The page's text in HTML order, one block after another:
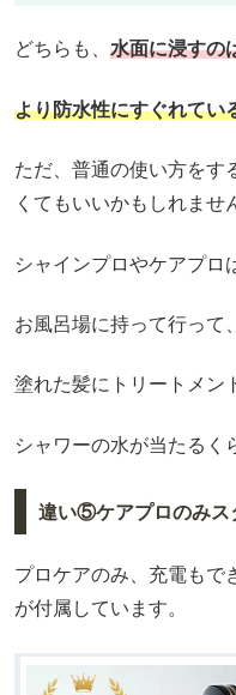
どちらも、 水面に浸すの
より防水性にすぐれてい
ただ、普通の使い方をす
くてもいいかもしれませ
シャインプロやケアプロ
お風呂場に持って行って、
塗れた髪にトリートメン
シャワーの水が当たるく
違い⑤ケアプロのみス
プロケアのみ、充電もで
が付属しています。